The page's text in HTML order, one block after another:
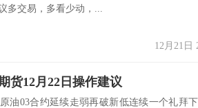
多交易，多看少动，...
12月21日
货12月22日操作建议
油03合约延续走弱再破新低连续一个礼拜